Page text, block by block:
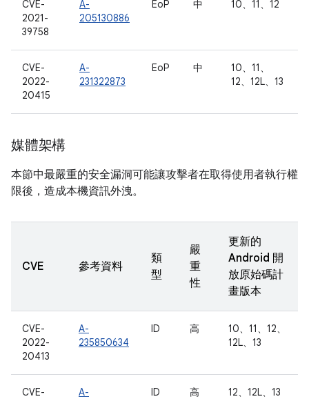
CVE-
2021-
39758
A-
205130886
EoP 中 10、11、12
CVE-
2022-
20415
A-
231322873
EoP 中
10、11、
12、12L、13
媒體架構
本節中最嚴重的安全漏洞可能讓攻擊者在取得使用者執行權
限後，造成本機資訊外洩。
CVE 參考資料
類
型
嚴
重
性
更新的
Android 開
放原始碼計
畫版本
CVE-
2022-
20413
A-
235850634
ID 高
10、11、12、
12L、13
CVE-
A-
ID 高 12、12L、13